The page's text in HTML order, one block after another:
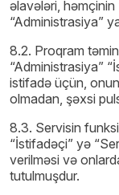
əlavələri, həmçinin
“Administrasiya”
8.2. Proqram
“Administrasiya”
istifadə üçün,
olmadan, şəxsi
8.3. Servisin
“İstifadəçi” yə
verilməsi və
tutulmuşdur.